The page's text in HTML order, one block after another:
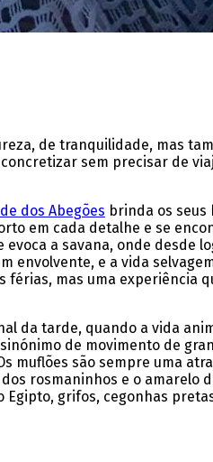
de tranquilidade, mas
sem precisar de
dos Abegões brinda os seus
em cada detalhe e se
a savana, onde desde
envolvente, e a vida
férias, mas uma experiência
da tarde, quando a vida
de movimento de
muflões são sempre uma
rosmaninhos e o amarelo
grifos, cegonhas